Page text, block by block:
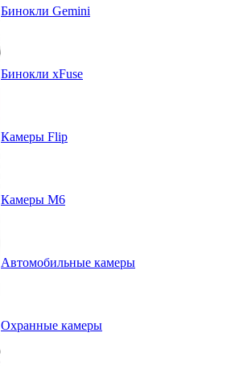
Бинокли Gemini
Бинокли xFuse
Камеры Flip
Камеры M6
Автомобильные камеры
Охранные камеры